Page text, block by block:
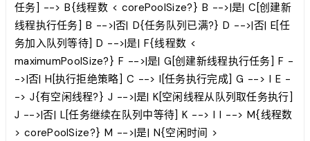
任务] --> B{线程数 < corePoolSize?} B -->|是| C[创建新
线程执行任务] B -->|否| D{任务队列已满?} D -->|否| E[任
务加入队列等待] D -->|是| F{线程数 <
maximumPoolSize?} F -->|是| G[创建新线程执行任务] F -
->|否| H[执行拒绝策略] C --> I[任务执行完成] G --> I E -
-> J{有空闲线程?} J -->|是| K[空闲线程从队列取任务执行]
J -->|否| L[任务继续在队列中等待] K --> I I --> M{线程数
> corePoolSize?} M -->|是| N{空闲时间 >